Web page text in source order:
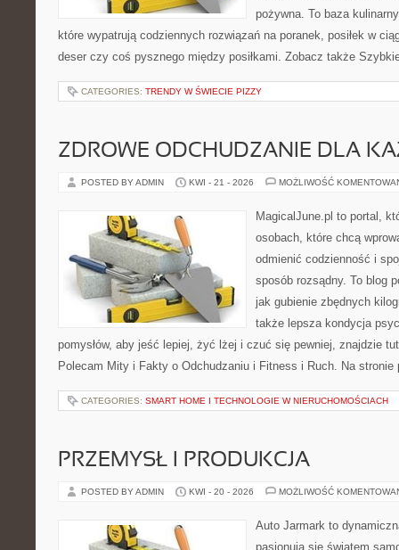
pożywna. To baza
które wypatrują codziennych rozwiązań na poranek, posiłek w
deser czy coś pysznego między posiłkami. Zobacz także
CATEGORIES: TRENDY W ŚWIECIE PIZZY
ZDROWE ODCHUDZANIE DLA
POSTED BY ADMIN KWI - 21 - 2026 MOŻLIWOŚĆ
MagicalJune.pl to portal,
osobach, które chcą
odmienić codzienność i
sposób rozsądny. To blog
jak gubienie zbędnych
także lepsza kondycja
pomysłów, aby jeść lepiej, żyć lżej i czuć się pewniej, znajdzie
Polecam Mity i Fakty o Odchudzaniu i Fitness i Ruch. Na
CATEGORIES: SMART HOME I TECHNOLOGIE W NIERUCHOMOŚCIACH
PRZEMYSŁ I PRODUKCJA
POSTED BY ADMIN KWI - 20 - 2026 MOŻLIWOŚĆ
Auto Jarmark to
pasjonują się światem